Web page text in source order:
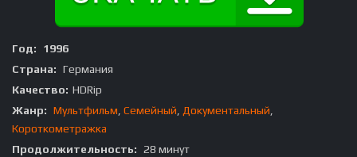
Год:
1996
Страна: Германия
Качество: HDRip
Жанр: Мультфильм Семейный Документальный
Короткометражка
Продолжительность: 28 минут